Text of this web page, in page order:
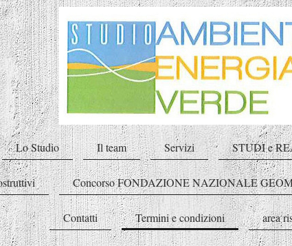
Lo Studio Il team Servizi STUDI e
Concorso FONDAZIONE NAZIONALE
Contatti Termini e condizioni area